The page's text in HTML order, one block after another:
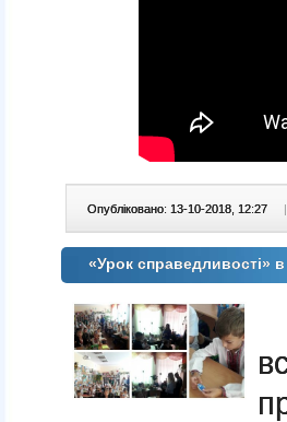
Опубліковано: 13-10-2018, 12:27 |
«Урок справедливості»